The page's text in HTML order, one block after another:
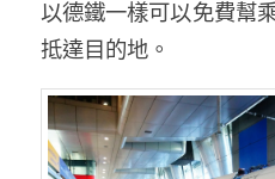
以德鐵一樣可以免費幫
抵達目的地。